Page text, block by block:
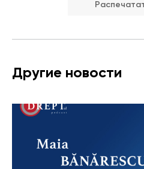
Другие новости